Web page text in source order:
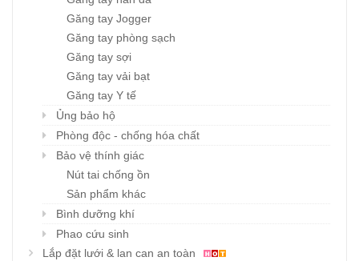
Găng tay Jogger
Găng tay phòng sạch
Găng tay sợi
Găng tay vải bạt
Găng tay Y tế
Ủng bảo hộ
Phòng độc - chống hóa chất
Bảo vệ thính giác
Nút tai chống ồn
Sản phẩm khác
Bình dưỡng khí
Phao cứu sinh
Lắp đặt lưới & lan can an toàn